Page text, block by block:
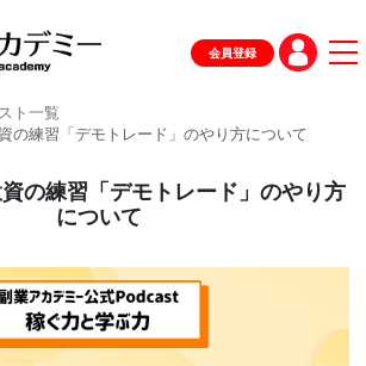
会員登録
ト一覧
の練習「デモトレード」のやり方について
の練習「デモトレード」のやり方
について